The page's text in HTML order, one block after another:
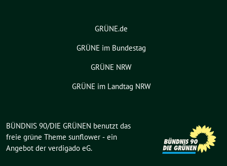
GRÜNE.de
GRÜNE im Bundestag
GRÜNE NRW
GRÜNE im Landtag NRW
BÜNDNIS 90/DIE GRÜNEN benutzt das
freie grüne Theme sunflower ‐ ein
Angebot der verdigado eG.